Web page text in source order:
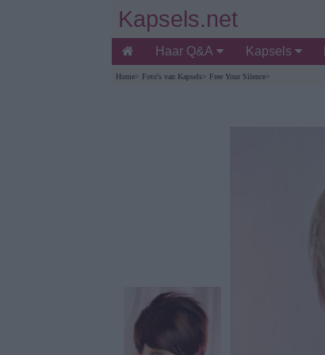
Kapsels.net
Haar Q&A Kapsels
Home> Foto's van Kapsels> Free Your Silence>